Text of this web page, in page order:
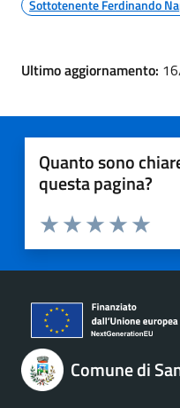
Sottotenente Ferdinando
Ultimo aggiornamento:
Quanto sono
questa pagina?
Valuta
Valuta 4
Valuta 3 stelle
Valuta 2 stelle su 5
Valuta 1 stelle su 5
Comune di